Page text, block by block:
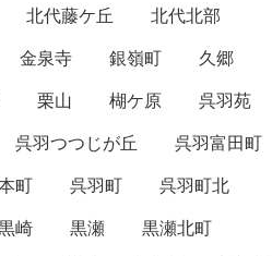
北代藤ケ丘
北代北部
金泉寺 銀嶺町
久郷
栗山 楜ケ原
呉羽苑
呉羽つつじが丘
呉羽富田町
町 呉羽町
呉羽町北
崎 黒瀬
黒瀬北町